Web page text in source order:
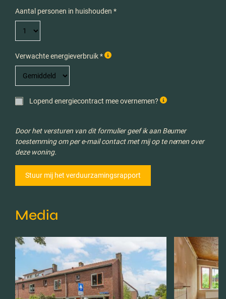
Aantal personen in huishouden *
Verwachte energieverbruik *
Lopend energiecontract mee overnemen?
Door het versturen van dit formulier geef ik aan Beumer
toestemming om per e-mail contact met mij op te nemen over
deze woning.
Media